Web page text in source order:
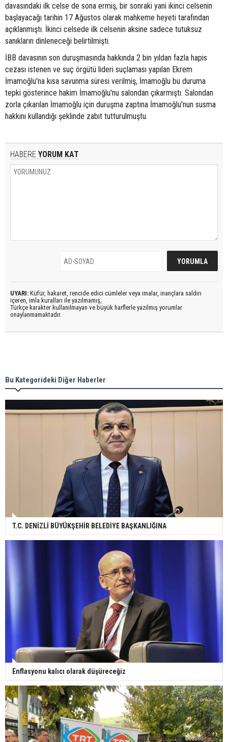
davasındaki ilk celse de sona ermiş, bir sonraki yani ikinci celsenin
başlayacağı tarihin 17 Ağustos olarak mahkeme heyeti tarafından
açıklanmıştı. İkinci celsede ilk celsenin aksine sadece tutuksuz
sanıkların dinleneceği belirtilmişti.
İBB davasının son duruşmasında hakkında 2 bin yıldan fazla hapis
cezası istenen ve suç örgütü lideri suçlaması yapılan Ekrem
İmamoğlu'na kısa savunma süresi verilmiş, İmamoğlu bu duruma
tepki gösterince hakim İmamoğlu'nu salondan çıkarmıştı. Salondan
zorla çıkarılan İmamoğlu için duruşma zaptına İmamoğlu'nun susma
hakkını kullandığı şeklinde zabıt tutturulmuştu.
HABERE YORUM KAT
UYARI: Küfür, hakaret, rencide edici cümleler veya imalar, inançlara saldırı
içeren, imla kuralları ile yazılmamış,
Türkçe karakter kullanılmayan ve büyük harflerle yazılmış yorumlar
onaylanmamaktadır.
Bu Kategorideki Diğer Haberler
T.C. DENİZLİ BÜYÜKŞEHİR BELEDİYE BAŞKANLIĞINA
Enflasyonu kalıcı olarak düşüreceğiz